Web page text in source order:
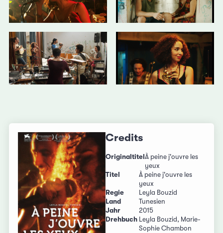
Credits
Originaltitel À peine j'ouvre les
yeux
Titel
À peine j'ouvre les
yeux
Regie
Leyla Bouzid
Land
Tunesien
Jahr
2015
Drehbuch Leyla Bouzid, Marie-
Sophie Chambon